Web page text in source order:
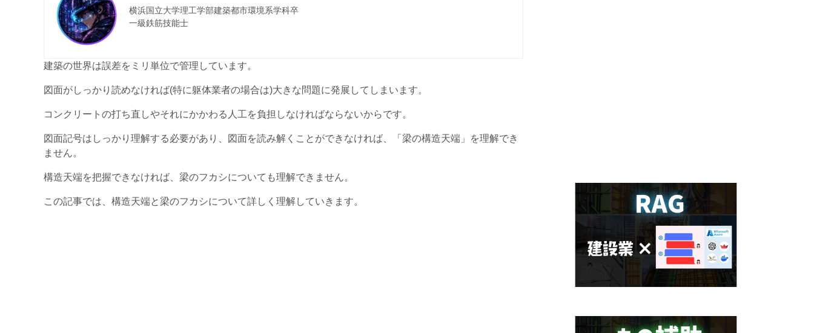
横浜国立大学理工学部建築都市環境系学科卒
一級鉄筋技能士
建築の世界は誤差をミリ単位で管理しています。
図面がしっかり読めなければ(特に躯体業者の場合は)大きな問題に発展してしまいます。
コンクリートの打ち直しやそれにかかわる人工を負担しなければならないからです。
図面記号はしっかり理解する必要があり、図面を読み解くことができなければ、「梁の構造天端」を理解でき
ません。
構造天端を把握できなければ、梁のフカシについても理解できません。
この記事では、構造天端と梁のフカシについて詳しく理解していきます。